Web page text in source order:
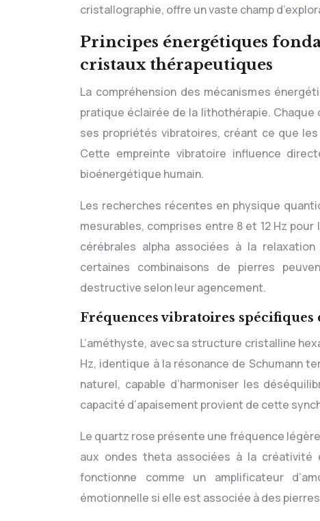
cristallographie, offre un vaste champ
Principes énergétiques
cristaux thérapeutiques
La compréhension des mécanismes
pratique éclairée de la lithothérapie.
ses propriétés vibratoires, créant ce que
Cette empreinte vibratoire influence
bioénergétique humain.
Les recherches récentes en physique
mesurables, comprises entre 8 et 12 Hz
cérébrales alpha associées à la
certaines combinaisons de pierres
destructive selon leur agencement.
Fréquences vibratoires spécifiques
L’améthyste, avec sa structure cristalline
Hz, identique à la résonance de Schumann
naturel, capable d’harmoniser les
capacité d’apaisement provient de cette
Le quartz rose présente une fréquence
aux ondes theta associées à la
fonctionne comme un amplificateur
émotionnelle si elle est associée à des